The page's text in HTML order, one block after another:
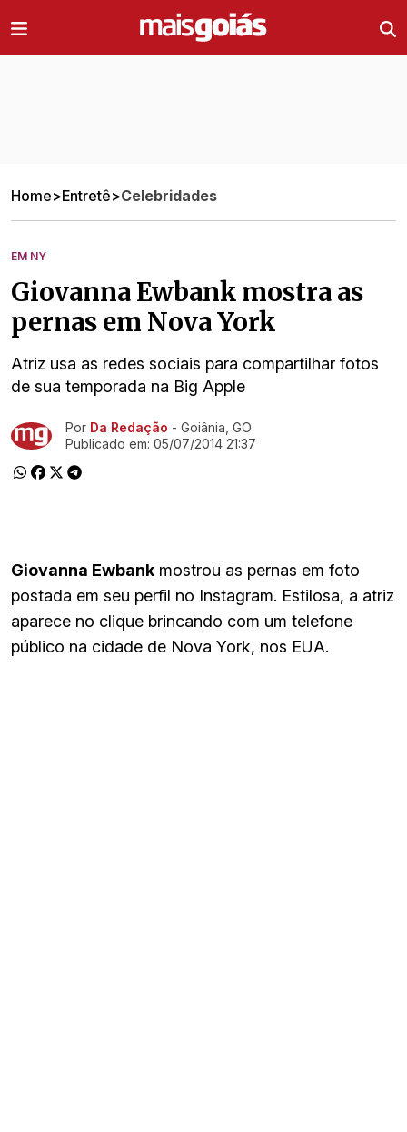
Home>Entretê>Celebridades
EM NY
Giovanna Ewbank mostra as
pernas em Nova York
Atriz usa as redes sociais para compartilhar fotos
de sua temporada na Big Apple
Ir direto pra matéria
Por Da Redação - Goiânia, GO
Publicado em: 05/07/2014 21:37
Giovanna Ewbank mostrou as pernas em foto
postada em seu perfil no Instagram. Estilosa, a atriz
aparece no clique brincando com um telefone
público na cidade de Nova York, nos EUA.